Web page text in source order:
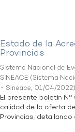
Estado de la
Provincias
Sistema Nacional de
SINEACE (Sistema
- Sineace, 01/04/2022)
El presente boletín
calidad de la oferta
Provincias, detallando